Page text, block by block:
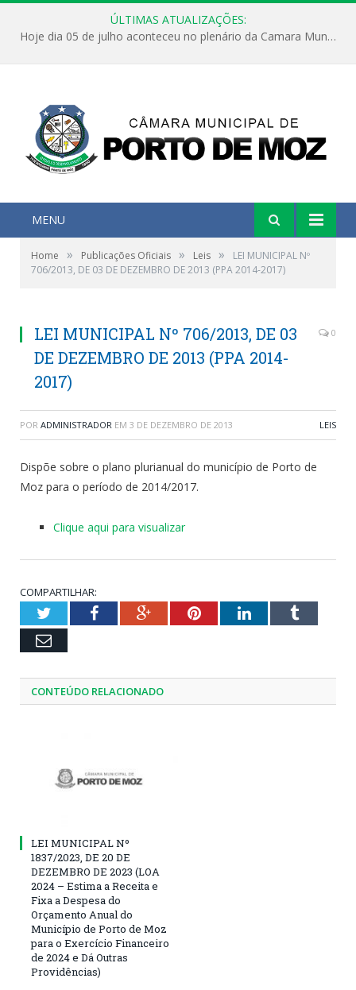
ÚLTIMAS ATUALIZAÇÕES:
Hoje dia 05 de julho aconteceu no plenário da Camara Municipal de Porto de Moz a Sessão Solene de Abertura dos Trabalhos Legislativos 2º Período da 23ª Legislatura
MENU
Home » Publicações Oficiais » Leis »
LEI MUNICIPAL Nº
706/2013, DE 03 DE DEZEMBRO DE 2013 (PPA 2014-2017)
LEI MUNICIPAL Nº 706/2013, DE 03
DE DEZEMBRO DE 2013 (PPA 2014-
2017)
0
POR ADMINISTRADOR EM 3 DE DEZEMBRO DE 2013 LEIS
Dispõe sobre o plano plurianual do município de Porto de
Moz para o período de 2014/2017.
Clique aqui para visualizar
COMPARTILHAR:
TwitterFacebookGoogle+PinterestLinkedInTumblr
Email
CONTEÚDO RELACIONADO
LEI MUNICIPAL Nº
1837/2023, DE 20 DE
DEZEMBRO DE 2023 (LOA
2024 – Estima a Receita e
Fixa a Despesa do
Orçamento Anual do
Município de Porto de Moz
para o Exercício Financeiro
de 2024 e Dá Outras
Providências)